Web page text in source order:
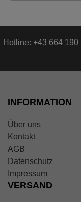
Hotline: +43 664
INFORMATION
Über uns
Kontakt
AGB
Datenschutz
Impressum
VERSAND